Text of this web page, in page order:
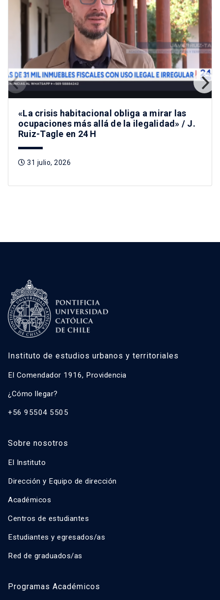
«La crisis habitacional obliga a mirar las
ocupaciones más allá de la ilegalidad» / J.
Ruiz-Tagle en 24 H
31 julio, 2026
Instituto de estudios urbanos y territoriales
El Comendador 1916, Providencia
¿Cómo llegar?
+56 95504 5505
Sobre nosotros
El Instituto
Dirección y Equipo de dirección
Académicos
Centros de estudiantes
Estudiantes y egresados/as
Red de graduados/as
Programas Académicos